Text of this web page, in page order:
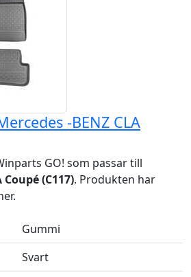
-BENZ CLA
GO! som passar till
Coupé (C117). Produkten har
Gummi
Svart